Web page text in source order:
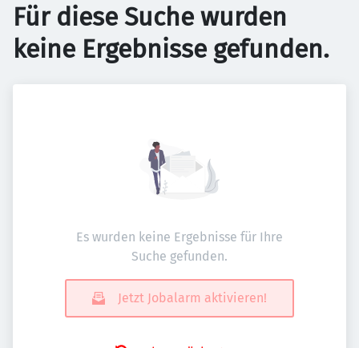
Für diese Suche wurden
keine Ergebnisse gefunden.
Es wurden keine Ergebnisse für Ihre
Suche gefunden.
Jetzt Jobalarm aktivieren!